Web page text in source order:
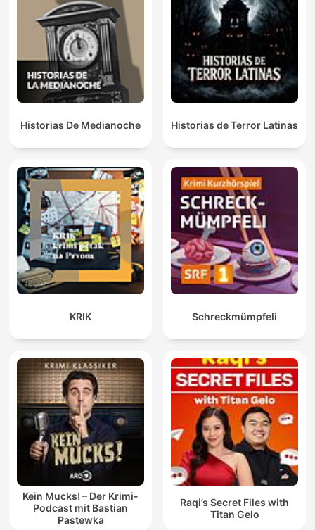
Historias De Medianoche Historias de Terror Latinas
KRIK Schreckmümpfeli
Kein Mucks! – Der Krimi-
Podcast mit Bastian
Pastewka
Raqi’s Secret Files with
Titan Gelo